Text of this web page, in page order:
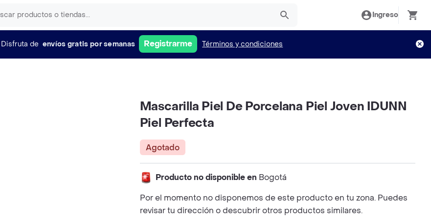
Ingreso
Disfruta de envíos gratis por semanas Registrarme Términos y condiciones
Mascarilla Piel De Porcelana Piel Joven IDUNN
Piel Perfecta
Agotado
Producto no disponible en Bogotá
Por el momento no disponemos de este producto en tu zona. Puedes
revisar tu dirección o descubrir otros productos similares.